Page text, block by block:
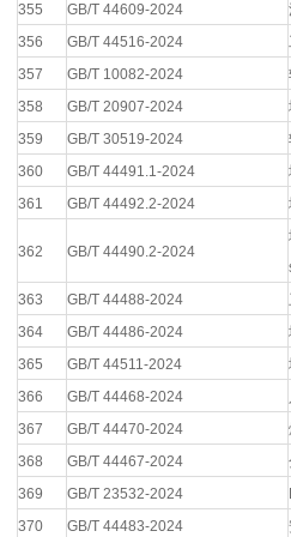
355
GB/T 44609-2024
356
GB/T 44516-2024
357
GB/T 10082-2024
358
GB/T 20907-2024
359
GB/T 30519-2024
360
GB/T 44491.1-2024
361
GB/T 44492.2-2024
362 GB/T 44490.2-2024
363
GB/T 44488-2024
364
GB/T 44486-2024
365
GB/T 44511-2024
366
GB/T 44468-2024
367
GB/T 44470-2024
368
GB/T 44467-2024
369
GB/T 23532-2024
370
GB/T 44483-2024